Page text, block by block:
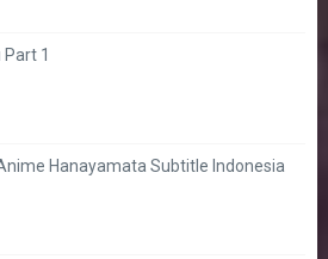
1
Hanayamata Subtitle Indonesia